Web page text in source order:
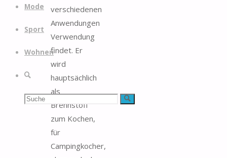
Mode
Sport
Wohnen
Suche
Suchen Suche
verschiedenen
Anwendungen
Verwendung
findet. Er
wird
hauptsächlich
als
Brennstoff
zum Kochen,
für
Campingkocher,